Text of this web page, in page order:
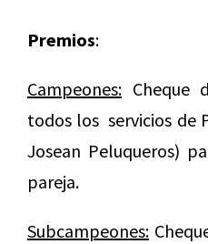
Premios:
Campeones: Cheque
todos los servicios de
Josean Peluqueros)
pareja.
Subcampeones: